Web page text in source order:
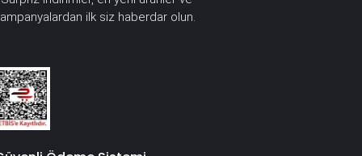
ilk siz haberdar olun.